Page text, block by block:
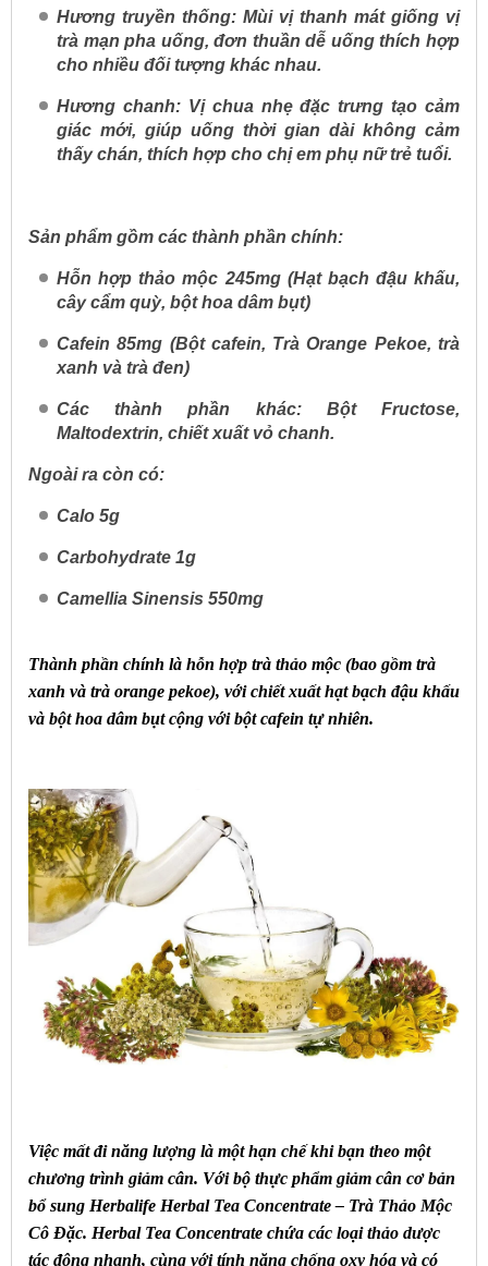
Hương truyền thống: Mùi vị thanh mát giống vị
trà mạn pha uống, đơn thuần dễ uống thích hợp
cho nhiều đối tượng khác nhau.
Hương chanh:Vị chua nhẹ đặc trưng tạo cảm
giác mới, giúp uống thời gian dài không cảm
thấy chán, thích hợp cho chị em phụ nữ trẻ tuổi.
Sản phẩm gồm các thành phần chính:
Hỗn hợp thảo mộc 245mg (Hạt bạch đậu khấu,
cây cẩm quỳ, bột hoa dâm bụt)
Cafein 85mg (Bột cafein, Trà Orange Pekoe, trà
xanh và trà đen)
Các thành phần khác: Bột Fructose,
Maltodextrin, chiết xuất vỏ chanh.
Ngoài ra còn có:
Calo 5g
Carbohydrate 1g
Camellia Sinensis 550mg
Thành phần chính là hỗn hợp trà thảo mộc (bao gồm trà
xanh và trà orange pekoe), với chiết xuất hạt bạch đậu khấu
và bột hoa dâm bụt cộng với bột cafein tự nhiên.
Việc mất đi năng lượng là một hạn chế khi bạn theo một
chương trình giảm cân. Với bộ thực phẩm giảm cân cơ bản
bổ sung Herbalife Herbal Tea Concentrate – Trà Thảo Mộc
Cô Đặc. Herbal Tea Concentrate chứa các loại thảo dược
tác động nhanh, cùng với tính năng chống oxy hóa và có